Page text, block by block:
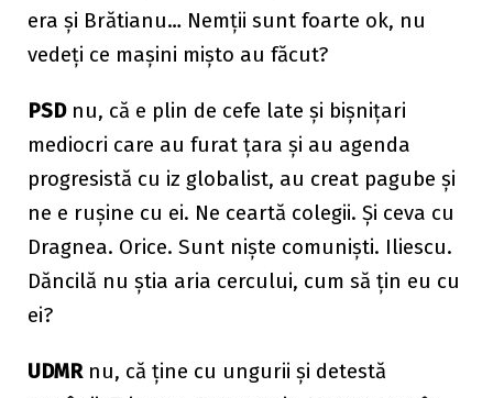
era și Brătianu… Nemții sunt foarte ok, nu
vedeți ce mașini mișto au făcut?
PSDnu, că e plin de cefe late și bișnițari
mediocri care au furat țara și au agenda
progresistă cu iz globalist, au creat pagube și
ne e rușine cu ei. Ne ceartă colegii. Și ceva cu
Dragnea. Orice. Sunt niște comuniști. Iliescu.
Dăncilă nu știa aria cercului, cum să țin eu cu
ei?
UDMRnu, că ține cu ungurii și detestă